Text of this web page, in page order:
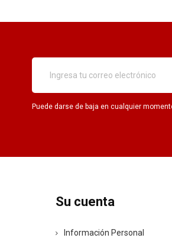
Puede darse de baja en cualquier
Su cuenta
Información Personal